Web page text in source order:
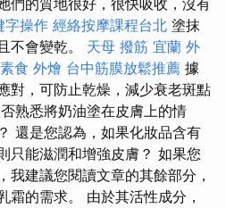
們的質地很好，很快吸收，沒有
字操作 經絡按摩課程台北 塗抹
不會變乾。 天母 撥筋 宜蘭 外
素食 外燴 台中筋膜放鬆推薦 據
對，可防止乾燥，減少衰老斑點
熟悉將奶油塗在皮膚上的情
還是您認為，如果化妝品含有
只能滋潤和增強皮膚？ 如果您
我建議您閱讀文章的其餘部分，
霜的需求。 由於其活性成分，